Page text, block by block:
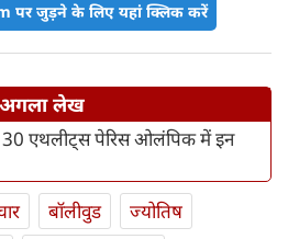
पर जुड़ने के लिए यहां क्लिक करें
अगला लेख
30 एथलीट्स पेरिस ओलंपिक में इन
बॉलीवुड
ज्योतिष